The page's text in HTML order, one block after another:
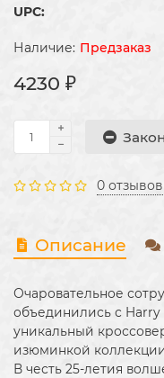
UPC:
Предзаказ
4230 ₽
0 отзывов
Описание
Очаровательное
объединились с Harry
уникальный
изюминкой
В честь 25-летия